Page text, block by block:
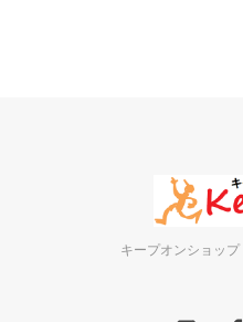
キープオンショップ